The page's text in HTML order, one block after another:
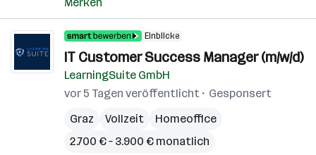
Einblicke
IT Customer Success Manager (m/w/d)
LearningSuite GmbH
vor 5 Tagen veröffentlicht
Gesponsert
Graz
Vollzeit
Homeoffice
2.700 € – 3.900 € monatlich